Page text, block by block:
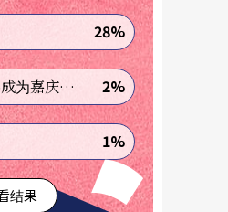
28%
《转生到异世界成为嘉庆君—发现我的祖先是诈骗集团!?》 2%
1%
结果